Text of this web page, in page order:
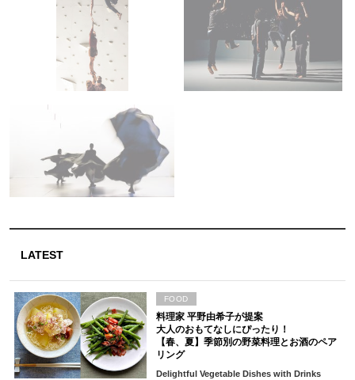
LATEST
料理家 平野由希子が提案
大人のおもてなしにぴったり！
【春、夏】季節別の野菜料理とお酒のペア
リング
Delightful Vegetable Dishes with Drinks
FOOD